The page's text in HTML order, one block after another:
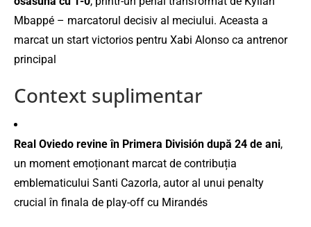
Mbappé – marcatorul decisiv al meciului. Aceasta a
marcat un start victorios pentru Xabi Alonso ca antrenor
principal
Context suplimentar
Real Oviedo revine în Primera División după 24 de ani,
un moment emoționant marcat de contribuția
emblematicului Santi Cazorla, autor al unui penalty
crucial în finala de play-off cu Mirandés